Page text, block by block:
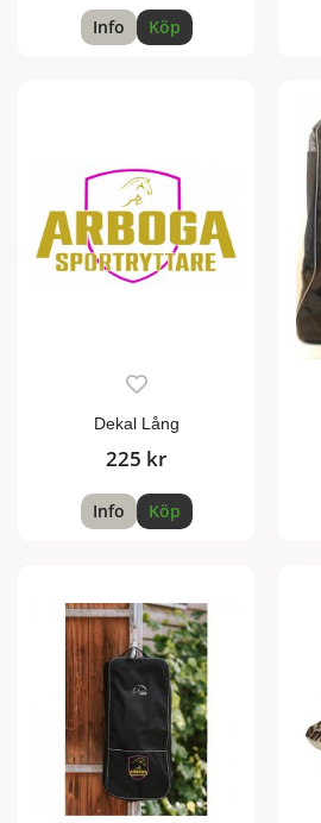
Info Köp
Dekal Lång
225 kr
Info Köp